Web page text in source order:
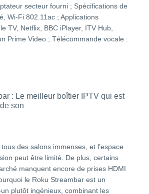
secteur fourni ; Spécifications de
Wi-Fi 802.11ac ; Applications
TV, Netflix, BBC iPlayer, ITV Hub,
Prime Video ; Télécommande vocale :
: Le meilleur boîtier IPTV qui est
son
des salons immenses, et l’espace
peut être limité. De plus, certains
manquent encore de prises HDMI
le Roku Streambar est un
plutôt ingénieux, combinant les